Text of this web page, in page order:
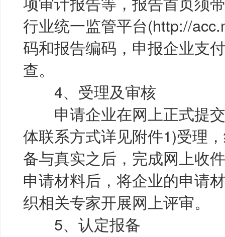
行业统一监管平台(http://
码和报告编码，申报企业支
查。
4、受理及审核
申请企业在网上正式提交
体联系方式详见附件1)受理
备与真实之后，完成网上收
申请材料后，将企业的申请
织相关专家开展网上评审。
5、认定报备